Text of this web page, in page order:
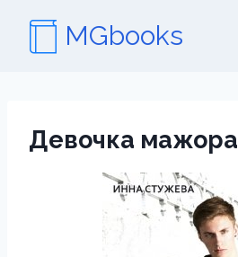
содержимому
MGbooks
Девочка мажора